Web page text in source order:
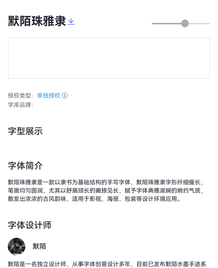
默陌珠雅隶
授权类型： 单独授权
字库品牌：
字型展示
字体简介
默陌珠雅隶是一款以隶书为基础结构的手写字体，默陌珠雅隶字形纤细瘦长，
笔画均匀圆润，尤其以舒展颀长的撇捺见长，赋予字体典雅淑娴的婉约气质，
散发出浓浓的古风韵味，适用于影视、海报、包装等设计环境应用。
字体设计师
默陌
默陌是一名独立设计师，从事字体创意设计多年，目前已发布默陌水墨手迹系